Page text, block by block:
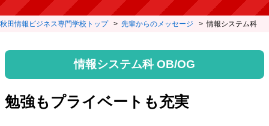
秋田情報ビジネス専門学校トップ 先輩からのメッセージ 情報システム科
情報システム科 OB/OG
勉強もプライベートも充実